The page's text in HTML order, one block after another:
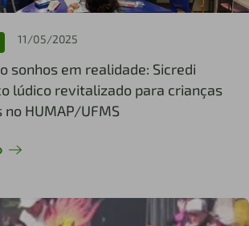
11/05/2025
sonhos em realidade: Sicredi
lúdico revitalizado para crianças
HUMAP/UFMS